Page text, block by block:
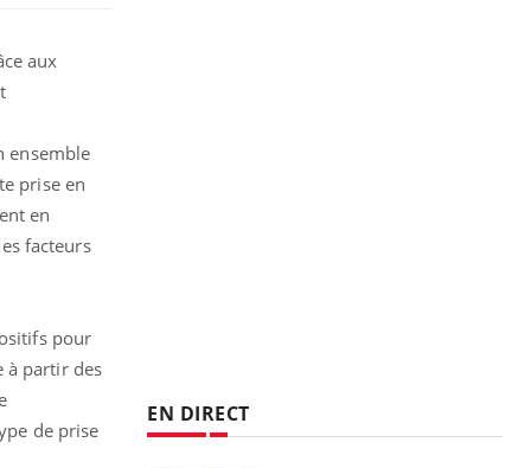
aux
ensemble
prise en
en
facteurs
pour
à partir des
de prise
EN DIRECT